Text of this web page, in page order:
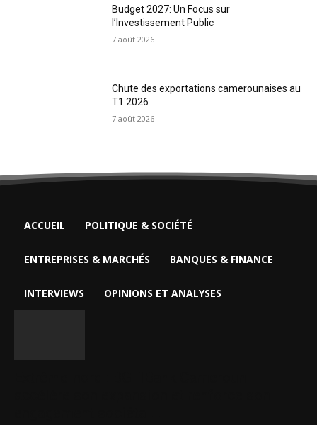
Budget 2027: Un Focus sur
l’Investissement Public
7 août 2026
Chute des exportations camerounaises au
T1 2026
7 août 2026
ACCUEIL POLITIQUE & SOCIÉTÉ
ENTREPRISES & MARCHÉS BANQUES & FINANCE
INTERVIEWS OPINIONS ET ANALYSES